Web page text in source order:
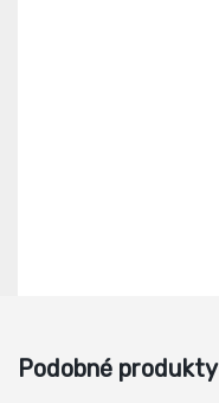
Podobné produkty